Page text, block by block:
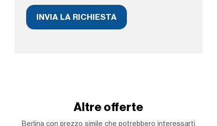
Altre offerte
Berlina con prezzo simile che potrebbero interessarti